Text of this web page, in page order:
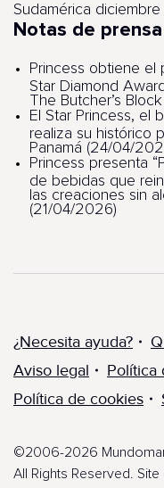
Sudamérica
Notas de prensa
Princess obtiene el
Star Diamond
The Butcher’s
El Star Princess, el
realiza su histórico
Panamá (24/04/
Princess presenta
de bebidas que
las creaciones sin
(21/04/2026)
¿Necesita ayuda?
Aviso legal
Política
Política de cookies
©2006-2026 Mundomar
All Rights Reserved.